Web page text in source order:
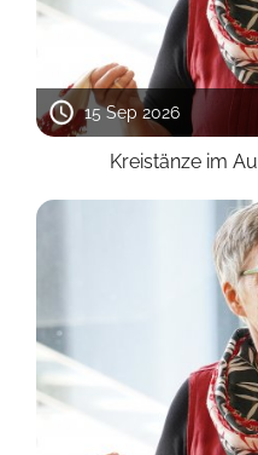
15 Sep 2026
Kreistänze im